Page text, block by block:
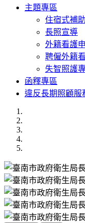
主題專區
住宿式補
長照宣導
外籍看護
聘僱外籍
失智照護
函釋專區
違反長期照顧服